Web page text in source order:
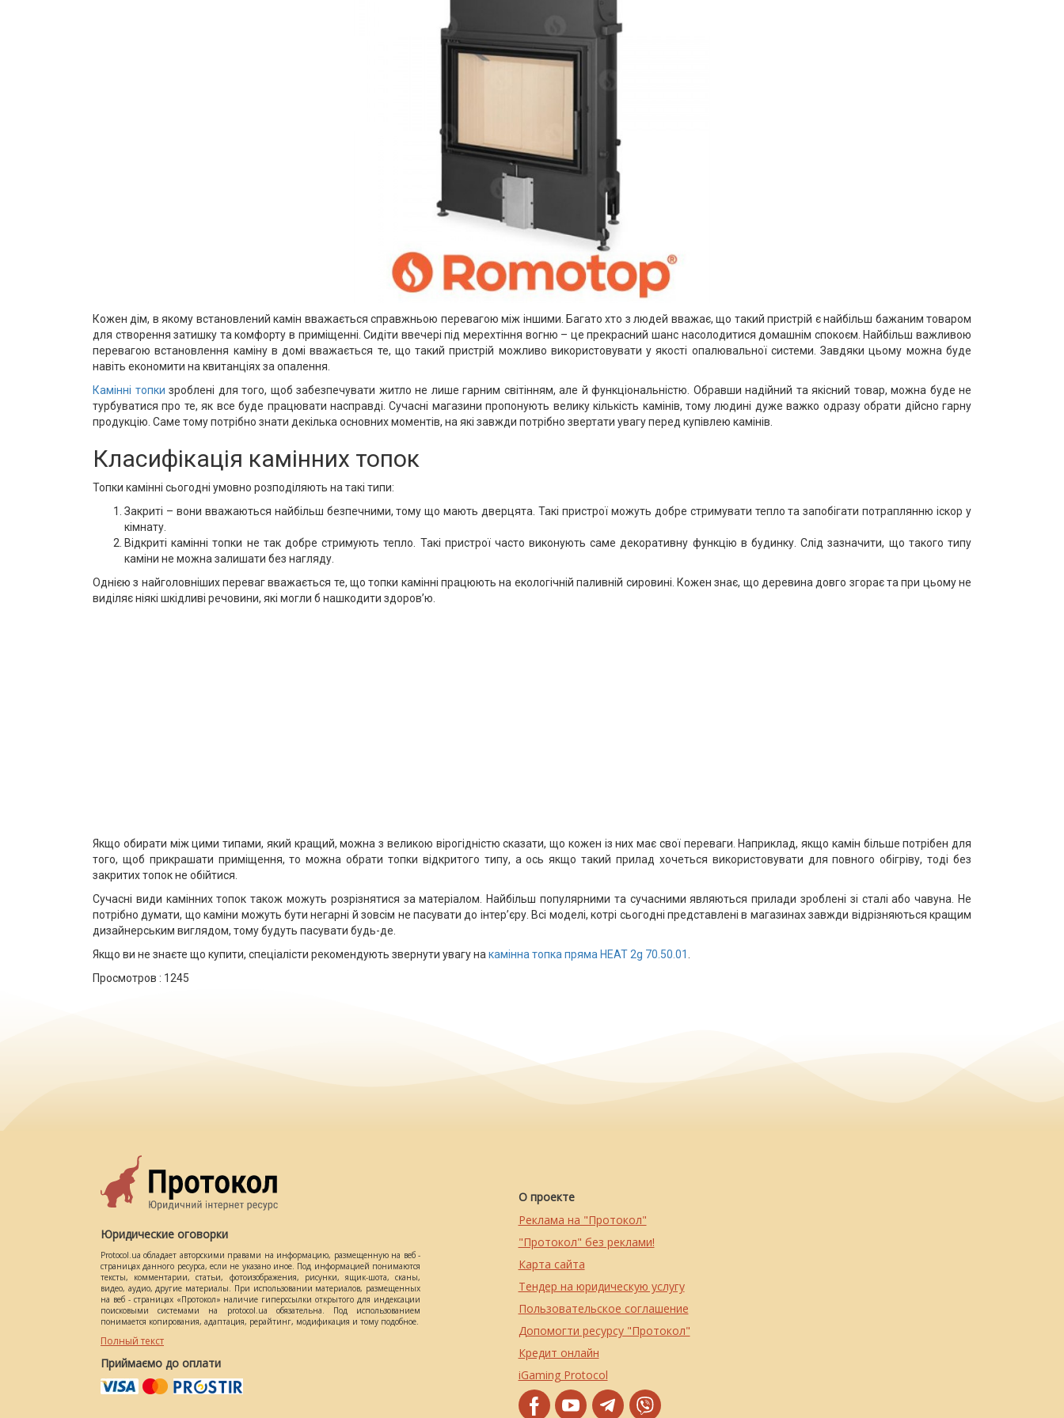
Кожен дім, в якому встановлений камін вважається справжньою перевагою між іншими. Багато хто з людей вважає, що такий пристрій є найбільш бажаним товаром
для створення затишку та комфорту в приміщенні. Сидіти ввечері під мерехтіння вогню – це прекрасний шанс насолодитися домашнім спокоєм. Найбільш важливою
перевагою встановлення каміну в домі вважається те, що такий пристрій можливо використовувати у якості опалювальної системи. Завдяки цьому можна буде
навіть економити на квитанціях за опалення.
Камінні топки зроблені для того, щоб забезпечувати житло не лише гарним світінням, але й функціональністю. Обравши надійний та якісний товар, можна буде не
турбуватися про те, як все буде працювати насправді. Сучасні магазини пропонують велику кількість камінів, тому людині дуже важко одразу обрати дійсно гарну
продукцію. Саме тому потрібно знати декілька основних моментів, на які завжди потрібно звертати увагу перед купівлею камінів.
Класифікація камінних топок
Топки камінні сьогодні умовно розподіляють на такі типи:
Закриті – вони вважаються найбільш безпечними, тому що мають дверцята. Такі пристрої можуть добре стримувати тепло та запобігати потраплянню іскор у
кімнату.
Відкриті камінні топки не так добре стримують тепло. Такі пристрої часто виконують саме декоративну функцію в будинку. Слід зазначити, що такого типу
каміни не можна залишати без нагляду.
Однією з найголовніших переваг вважається те, що топки камінні працюють на екологічній паливній сировині. Кожен знає, що деревина довго згорає та при цьому не
виділяє ніякі шкідливі речовини, які могли б нашкодити здоров’ю.
Якщо обирати між цими типами, який кращий, можна з великою вірогідністю сказати, що кожен із них має свої переваги. Наприклад, якщо камін більше потрібен для
того, щоб прикрашати приміщення, то можна обрати топки відкритого типу, а ось якщо такий прилад хочеться використовувати для повного обігріву, тоді без
закритих топок не обійтися.
Сучасні види камінних топок також можуть розрізнятися за матеріалом. Найбільш популярними та сучасними являються прилади зроблені зі сталі або чавуна. Не
потрібно думати, що каміни можуть бути негарні й зовсім не пасувати до інтер’єру. Всі моделі, котрі сьогодні представлені в магазинах завжди відрізняються кращим
дизайнерським виглядом, тому будуть пасувати будь-де.
Якщо ви не знаєте що купити, спеціалісти рекомендують звернути увагу на камінна топка пряма HEAT 2g 70.50.01
Просмотров : 1245
Юридические оговорки
Protocol.ua обладает авторскими правами на информацию, размещенную на веб -
страницах данного ресурса, если не указано иное. Под информацией понимаются
тексты, комментарии, статьи, фотоизображения, рисунки, ящик-шота, сканы,
видео, аудио, другие материалы. При использовании материалов, размещенных
на веб - страницах «Протокол» наличие гиперссылки открытого для индексации
поисковыми системами на protocol.ua обязательна. Под использованием
понимается копирования, адаптация, рерайтинг, модификация и тому подобное.
Полный текст
Приймаємо до оплати
О проекте
Реклама на "Протокол"
"Протокол" без реклами!
Карта сайта
Тендер на юридическую услугу
Пользовательское соглашение
Допомогти ресурсу "Протокол"
Кредит онлайн
iGaming Protocol